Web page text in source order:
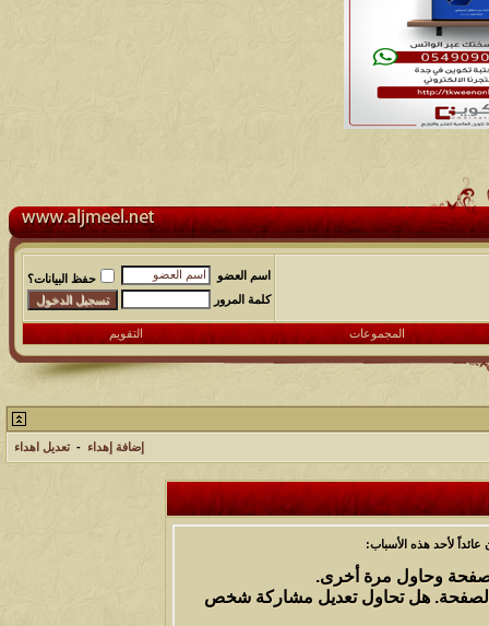
اسم العضو
حفظ البيانات؟
كلمة المرور
المجموعات التقويم
إضافة إهداء - تعديل اهداء
لأحد هذه الأسباب:
وحاول مرة أخرى.
الصفحة. هل تحاول تعديل مشاركة شخص